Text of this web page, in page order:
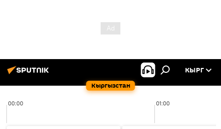
Кыргызстан
КЫРГ
00:00 01:00